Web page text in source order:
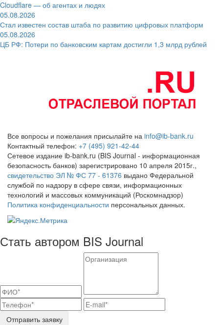
Cloudflare — об агентах и людях
05.08.2026
Стал известен состав штаба по развитию цифровых платформ
05.08.2026
ЦБ РФ: Потери по банковским картам достигли 1,3 млрд рублей
Все вопросы и пожелания присылайте на info@ib-bank.ru
Контактный телефон: +7 (495) 921-42-44
Сетевое издание ib-bank.ru (BIS Journal - информационная
безопасность банков) зарегистрировано 10 апреля 2015г.,
свидетельство ЭЛ № ФС 77 - 61376 выдано Федеральной
службой по надзору в сфере связи, информационных
технологий и массовых коммуникаций (Роскомнадзор)
Политика конфиденциальности персональных данных.
Стать автором BIS Journal
Отправить заявку